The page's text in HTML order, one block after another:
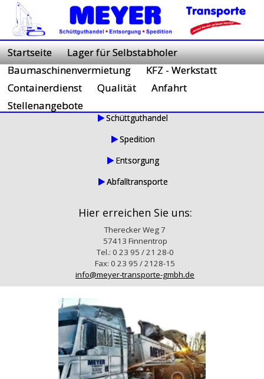
Startseite
Lager für Selbstabholer
Baumaschinenvermietung
KFZ - Werkstatt
Containerdienst
Qualität
Anfahrt
Stellenangebote
Unsere Transportleistungen
Schüttguthandel
Spedition
Entsorgung
Abfalltransporte
Hier erreichen Sie uns:
Therecker Weg 7
57413 Finnentrop
Tel.: 0 23 95 / 21 28-0
Fax: 0 23 95 / 2128-15
info@meyer-transporte-gmbh.de